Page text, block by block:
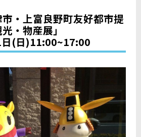
・上富良野町友好都市提
・物産展」
(日)11:00~17:00